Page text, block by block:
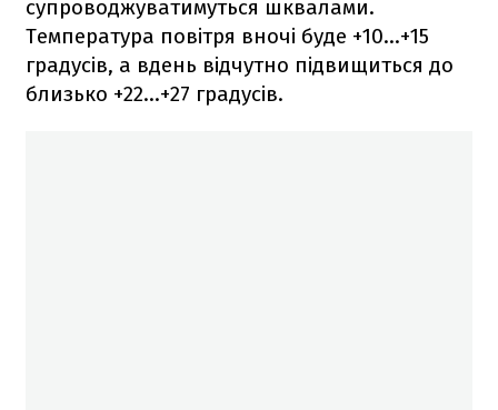
супроводжуватимуться шквалами.
Температура повітря вночі буде +10…+15
градусів, а вдень відчутно підвищиться до
близько +22…+27 градусів.